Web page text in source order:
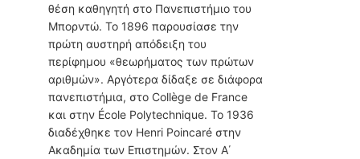
θέση καθηγητή στο Πανεπιστήμιο του
Μπορντώ. Το 1896 παρουσίασε την
πρώτη αυστηρή απόδειξη του
περίφημου «θεωρήματος των πρώτων
αριθμών». Αργότερα δίδαξε σε διάφορα
πανεπιστήμια, στο Collège de France
και στην École Polytechnique. Το 1936
διαδέχθηκε τον Henri Poincaré στην
Ακαδημία των Επιστημών. Στον Α΄